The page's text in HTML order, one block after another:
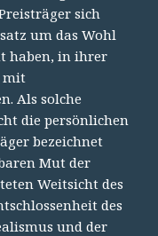
sich
um das Wohl
haben, in ihrer
mit
Als solche
die persönlichen
bezeichnet
Mut der
Weitsicht des
des
und der